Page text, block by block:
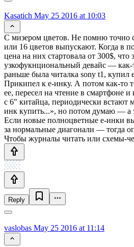
Kasatich May 25 2016 at 10:03
С мизером цветов. Не помню точно
или 16 цветов выпускают. Когда в
цена на них стартовала от 300$, что
узкофукнциональный девайс —
раньше была читалка sony t1, купил
Прикипел к е-инку. А потом как-то
ее, пересел на чтение в смартфоне
с 6" китайца, периодически
инк купить...», но потом думаю — а
Если новые полноцветные е-инки
за нормальные диагонали — тогда
Чтобы журналы читать или схемы-
Reply
vaslobas May 25 2016 at 11:14